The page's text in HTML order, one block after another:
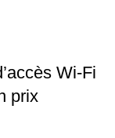
Wi-Fi
prix